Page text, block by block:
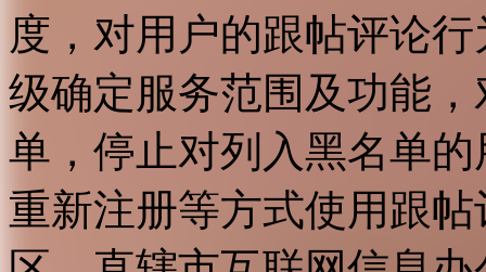
度，对用户的跟帖评论
级确定服务范围及功能
单，停止对列入黑名单
重新注册等方式使用跟